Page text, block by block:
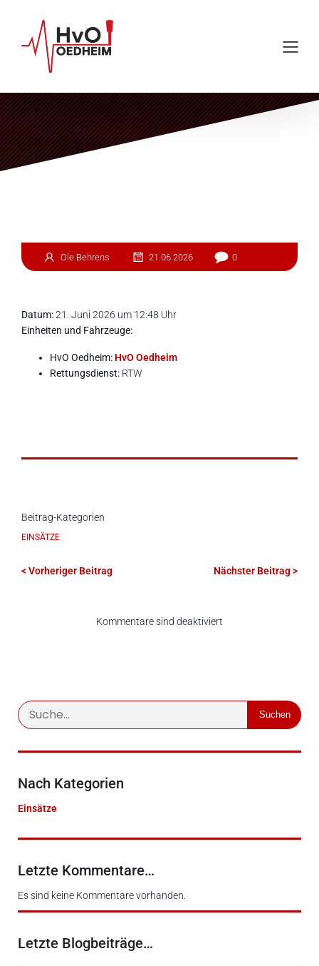
Ole Behrens 21.06.2026 0
Datum:21. Juni 2026 um 12:48 Uhr
Einheiten und Fahrzeuge:
HvO Oedheim: HvO Oedheim
Rettungsdienst: RTW
Beitrag-Kategorien
EINSÄTZE
< Vorheriger Beitrag Nächster Beitrag >
Kommentare sind deaktiviert
Suchen
Nach Kategorien
Einsätze
Letzte Kommentare…
Es sind keine Kommentare vorhanden.
Letzte Blogbeiträge…